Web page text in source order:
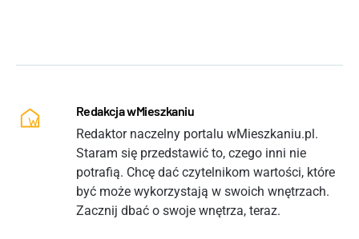
Redakcja wMieszkaniu
Redaktor naczelny portalu wMieszkaniu.pl.
Staram się przedstawić to, czego inni nie
potrafią. Chcę dać czytelnikom wartości, które
być może wykorzystają w swoich wnętrzach.
Zacznij dbać o swoje wnętrza, teraz.